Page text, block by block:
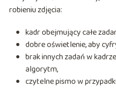
robieniu zdjęcia:
kadr obejmujący całe
dobre oświetlenie, aby
brak innych zadań w
algorytm,
czytelne pismo w